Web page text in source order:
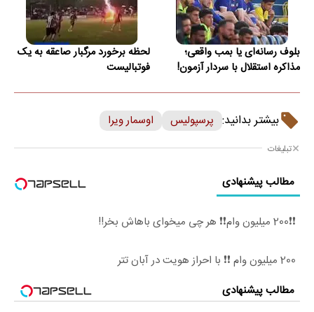
بلوف رسانه‌ای یا بمب واقعی؛
مذاکره استقلال با سردار آزمون!
لحظه برخورد مرگبار صاعقه به یک
فوتبالیست
بیشتر بدانید: پرسپولیس اوسمار ویرا
تبلیغات
مطالب پیشنهادی
❗❗200 میلیون وام❗❗ هر چی میخوای باهاش بخر!!
200 میلیون وام ❗❗ با احراز هویت در آبان تتر
مطالب پیشنهادی